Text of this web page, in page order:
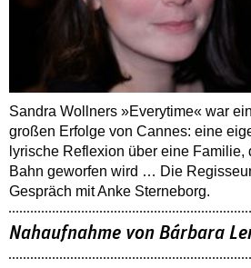
Sandra Wollners »Everytime« war
großen Erfolge von Cannes: eine
lyrische Reflexion über eine ­Familie,
Bahn geworfen wird … Die
Gespräch mit Anke Sterneborg.
Nahaufnahme von Bárbara